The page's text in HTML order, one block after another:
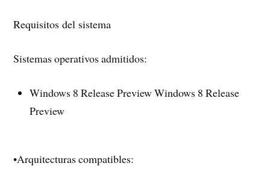
Requisitos del sistema
Sistemas operativos admitidos:
Windows 8 Release Preview Windows 8 Release
Preview
•Arquitecturas compatibles: